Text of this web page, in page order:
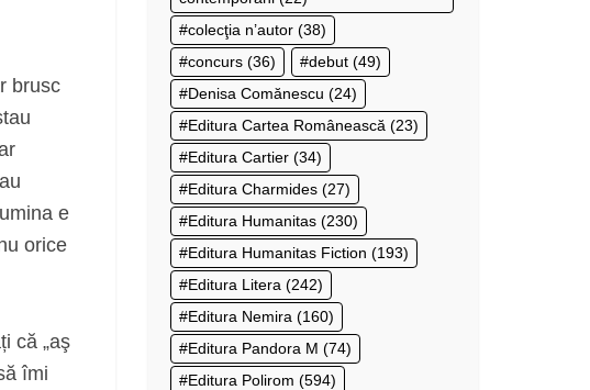
brusc
e
orice
că „aş
îmi
colecţia n’autor (38)
concurs (36) debut (49)
Denisa Comănescu (24)
Editura Cartea Românească (23)
Editura Cartier (34)
Editura Charmides (27)
Editura Humanitas (230)
Editura Humanitas Fiction (193)
Editura Litera (242)
Editura Nemira (160)
Editura Pandora M (74)
Editura Polirom (594)